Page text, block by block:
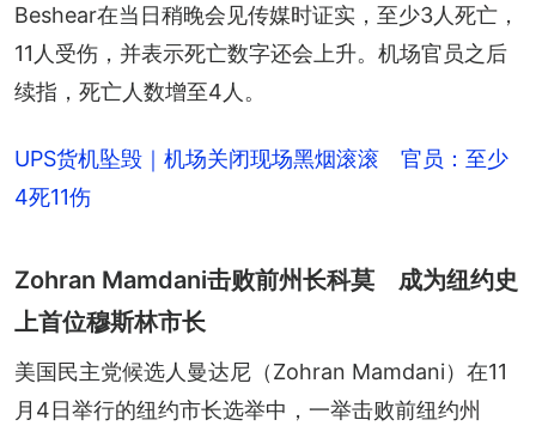
Beshear在当日稍晚会见传媒时证实，至少3人死亡，
11人受伤，并表示死亡数字还会上升。机场官员之后
续指，死亡人数增至4人。
UPS货机坠毁｜机场关闭现场黑烟滚滚 官员：至少
4死11伤
Zohran Mamdani击败前州长科莫 成为纽约史
上首位穆斯林市长
美国民主党候选人曼达尼（Zohran Mamdani）在11
月4日举行的纽约市长选举中，一举击败前纽约州